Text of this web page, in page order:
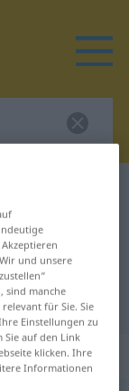
und unsere
sind manche
für Sie. Sie
Einstellungen zu
auf den Link
klicken. Ihre
Informationen